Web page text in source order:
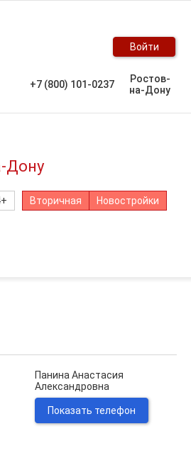
Войти
+7 (800) 101-0237
Ростов-
на-Дону
Дону
Вторичная Новостройки
Панина Анастасия
Александровна
Показать телефон